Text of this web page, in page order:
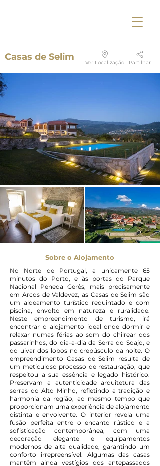
Casas de Selim Ver Localização Partilhar
Sobre o Alojamento
No Norte de Portugal, a unicamente 65
minutos do Porto, e às portas do Parque
Nacional Peneda Gerês, mais precisamente
em Arcos de Valdevez, as Casas de Selim são
um aldeamento turístico requintado e com
piscina, envolto em natureza e ruralidade.
Neste empreendimento de turismo, irá
encontrar o alojamento ideal onde dormir e
relaxar numas férias ao som do chilrear dos
passarinhos, do dia-a-dia da Serra do Soajo, e
do uivar dos lobos no crepúsculo da noite. O
empreendimento Casas de Selim resulta de
um meticuloso processo de restauração, que
respeitou a sua essência e legado histórico.
Preservam a autenticidade arquitetura das
serras do Alto Minho, refletindo a tradição e
harmonia da região, ao mesmo tempo que
proporcionam uma experiência de alojamento
distinta e envolvente. O interior revela uma
fusão perfeita entre o encanto rústico e a
sofisticação contemporânea, com uma
decoração elegante e equipamentos
modernos de alta qualidade, garantindo um
conforto irrepreensível. Algumas das casas
mantêm ainda vestígios dos antepassados